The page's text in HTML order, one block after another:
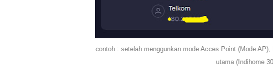
contoh : setelah menggunkan mode Acces Point (Mode
utama (Indihome